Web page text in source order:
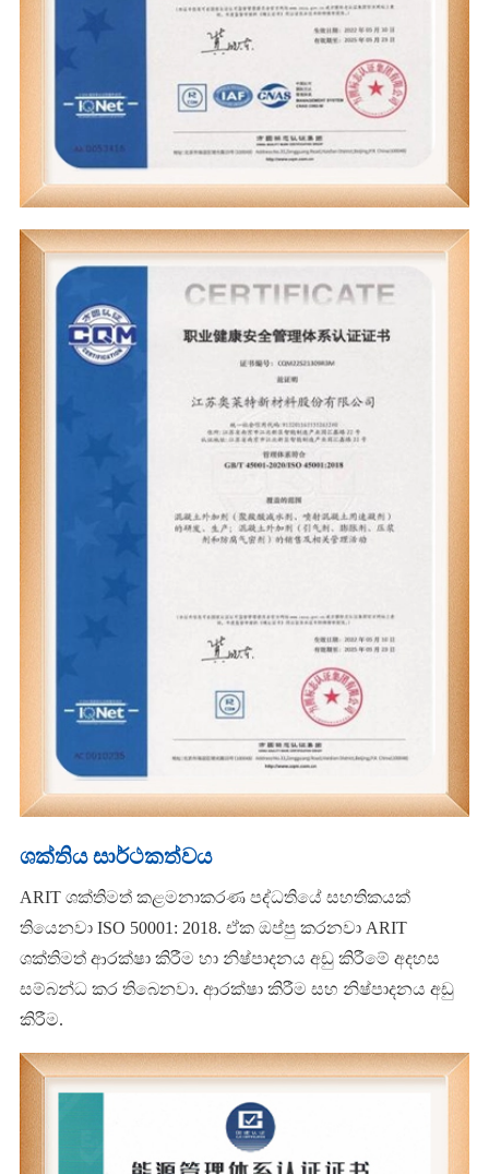
ශක්තිය සාර්ථකත්වය
ARIT ශක්තිමත් කළමනාකරණ පද්ධතියේ සහතිකයක්
තියෙනවා ISO 50001: 2018. ඒක ඔප්පු කරනවා ARIT
ශක්තිමත් ආරක්ෂා කිරීම හා නිෂ්පාදනය අඩු කිරීමේ අදහස
සම්බන්ධ කර තිබෙනවා. ආරක්ෂා කිරීම සහ නිෂ්පාදනය අඩු
කිරීම.